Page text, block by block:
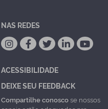
NAS REDES
ACESSIBILIDADE
DEIXE SEU FEEDBACK
Compartilhe conoscose nossos